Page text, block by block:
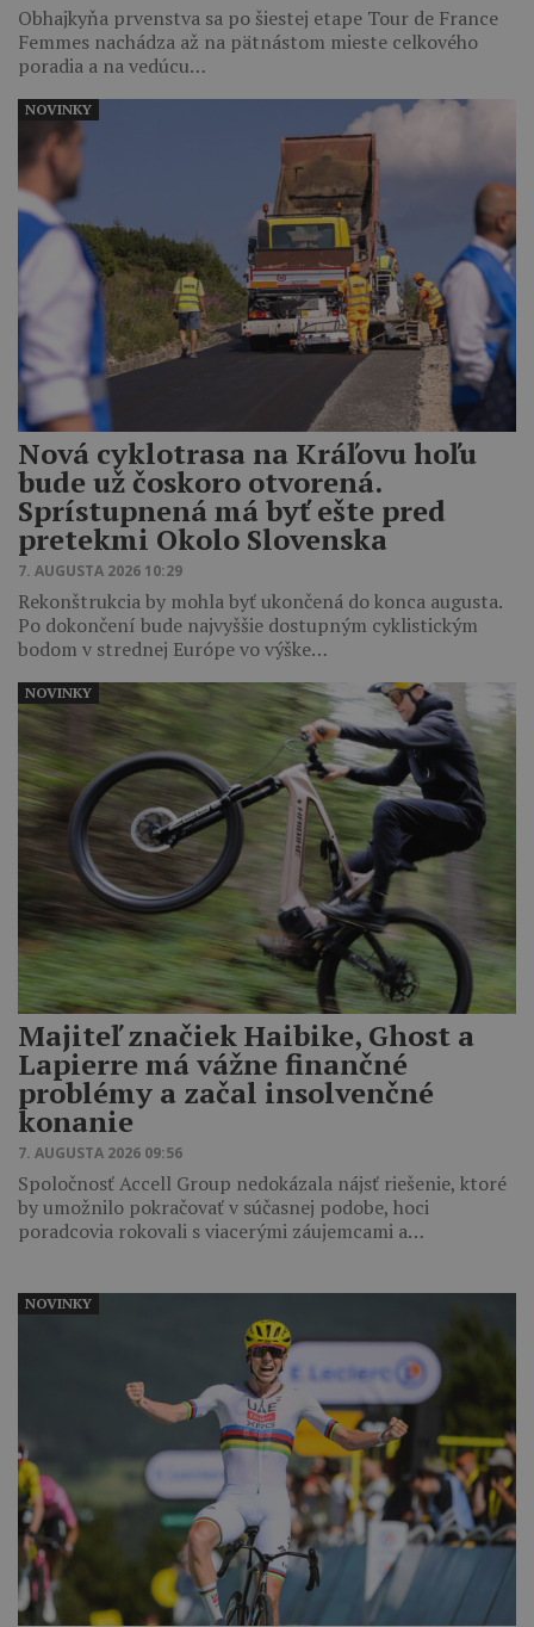
Obhajkyňa prvenstva sa po šiestej etape Tour de France
Femmes nachádza až na pätnástom mieste celkového
poradia a na vedúcu…
Nová cyklotrasa na Kráľovu hoľu
bude už čoskoro otvorená.
Sprístupnená má byť ešte pred
pretekmi Okolo Slovenska
7. AUGUSTA 2026 10:29
Rekonštrukcia by mohla byť ukončená do konca augusta.
Po dokončení bude najvyššie dostupným cyklistickým
bodom v strednej Európe vo výške…
NOVINKY
Majiteľ značiek Haibike, Ghost a
Lapierre má vážne finančné
problémy a začal insolvenčné
konanie
7. AUGUSTA 2026 09:56
Spoločnosť Accell Group nedokázala nájsť riešenie, ktoré
by umožnilo pokračovať v súčasnej podobe, hoci
poradcovia rokovali s viacerými záujemcami a…
NOVINKY
NOVINKY